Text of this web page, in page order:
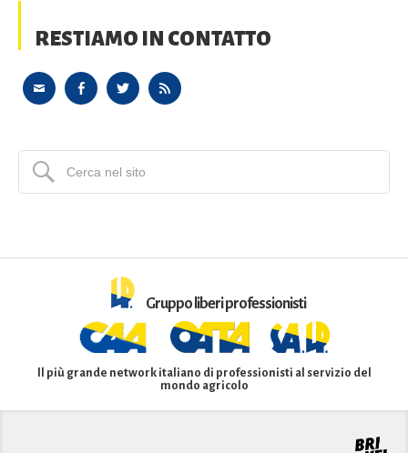
RESTIAMO IN CONTATTO
Gruppo liberi professionisti
Il più grande network italiano di professionisti al servizio del
mondo agricolo